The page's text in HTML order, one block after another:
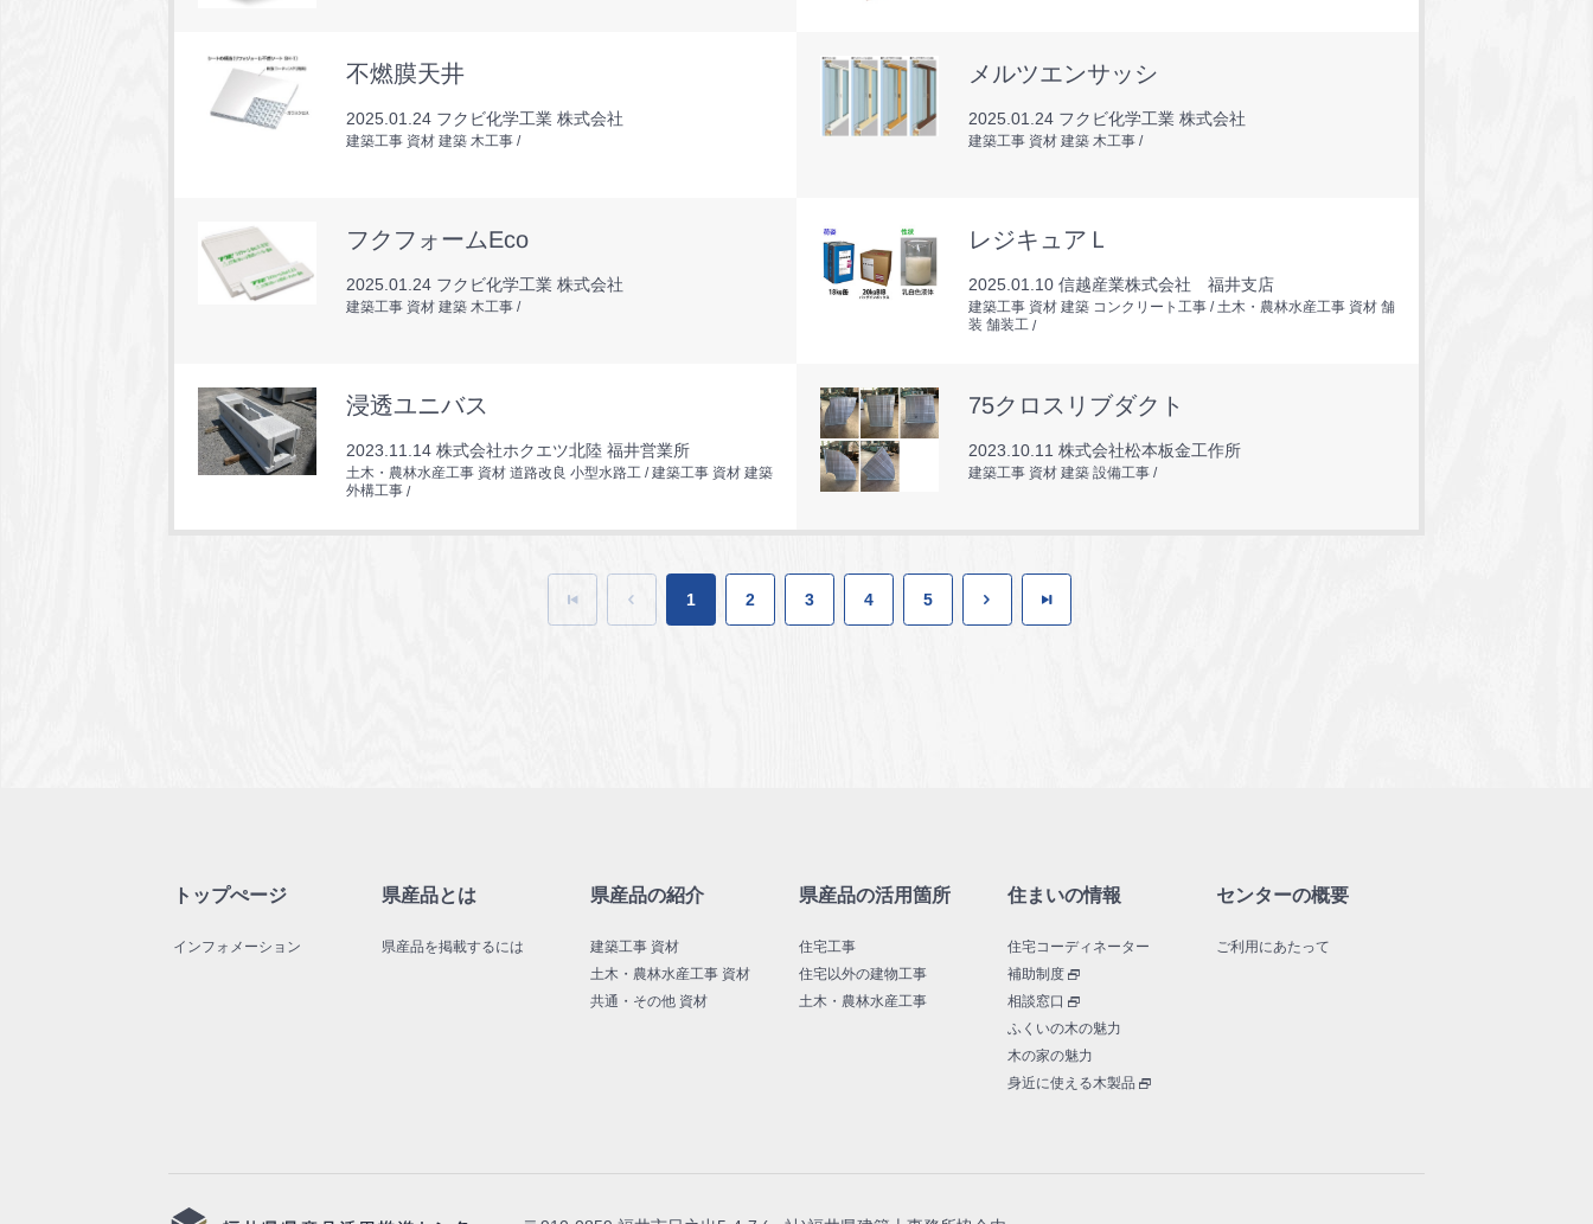
不燃膜天井
2025.01.24 フクビ化学工業 株式会社
建築工事 資材 建築 木工事
メルツエンサッシ
2025.01.24 フクビ化学工業 株式会社
建築工事 資材 建築 木工事
フクフォームEco
2025.01.24 フクビ化学工業 株式会社
建築工事 資材 建築 木工事
レジキュアＬ
2025.01.10 信越産業株式会社 福井支店
建築工事 資材 建築 コンクリート工事
土木・農林水産工事 資材 舗
装 舗装工
浸透ユニバス
2023.11.14 株式会社ホクエツ北陸 福井営業所
土木・農林水産工事 資材 道路改良 小型水路工
建築工事 資材 建築
外構工事
75クロスリブダクト
2023.10.11 株式会社松本板金工作所
建築工事 資材 建築 設備工事
1 2 3 4 5
トップぺージ
インフォメーション
県産品とは
県産品を掲載するには
県産品の紹介
建築工事 資材
土木・農林水産工事 資材
共通・その他 資材
県産品の活用箇所
住宅工事
住宅以外の建物工事
土木・農林水産工事
住まいの情報
住宅コーディネーター
補助制度
相談窓口
ふくいの木の魅力
木の家の魅力
身近に使える木製品
センターの概要
ご利用にあたって